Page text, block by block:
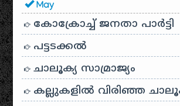
May
കോക്രോച്ച് ജനതാ പാർട്ടി
പട്ടടക്കൽ
ചാലൂക്യ സാമ്രാജ്യം
കല്ലുകളിൽ വിരിഞ്ഞ